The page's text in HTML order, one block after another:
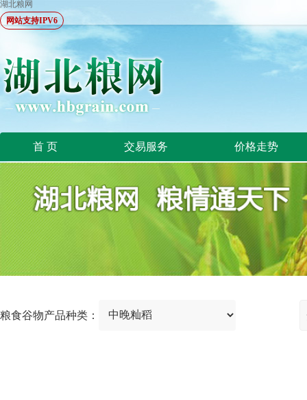
湖北粮网
网站支持IPV6
首 页 交易服务 价格走势
粮食谷物产品种类：